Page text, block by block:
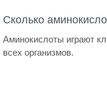
Сколько
Аминокислоты играют
всех организмов.